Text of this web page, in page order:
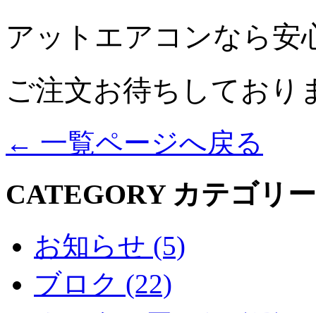
アットエアコンなら安
ご注文お待ちしており
← 一覧ページへ戻る
CATEGORY カテゴリー
お知らせ (5)
ブロク (22)